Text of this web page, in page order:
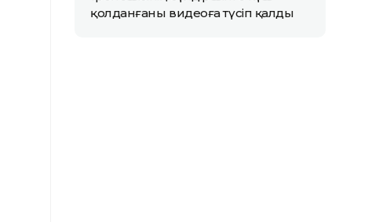
қолданғаны видеоға түсіп қалды